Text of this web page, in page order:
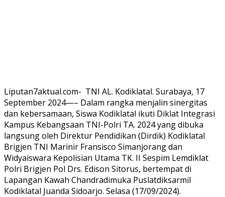
Liputan7aktual.com- TNI AL. Kodiklatal. Surabaya, 17
September 2024—– Dalam rangka menjalin sinergitas
dan kebersamaan, Siswa Kodiklatal ikuti Diklat Integrasi
Kampus Kebangsaan TNI-Polri TA. 2024 yang dibuka
langsung oleh Direktur Pendidikan (Dirdik) Kodiklatal
Brigjen TNI Marinir Fransisco Simanjorang dan
Widyaiswara Kepolisian Utama TK. II Sespim Lemdiklat
Polri Brigjen Pol Drs. Edison Sitorus, bertempat di
Lapangan Kawah Chandradimuka Puslatdiksarmil
Kodiklatal Juanda Sidoarjo. Selasa (17/09/2024).